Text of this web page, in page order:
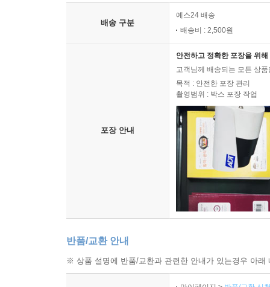
배송 구분
예스24 배송
배송비 : 2,500원
포장 안내
안전하고 정확한 포장을 위
고객님께 배송되는 모든 상
목적 : 안전한 포장 관리
촬영범위 : 박스 포장 작업
반품/교환 안내
※ 상품 설명에 반품/교환과 관련한 안내가 있는경우 아